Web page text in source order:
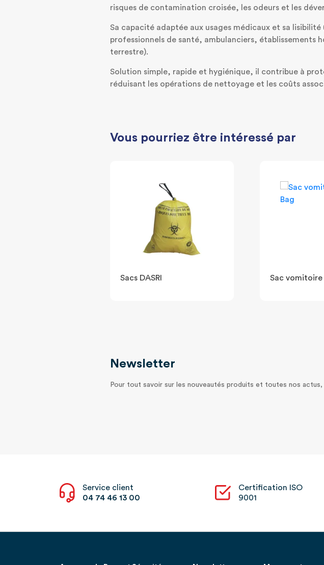
risques de contamination croisée, les odeurs et les
Sa capacité adaptée aux usages médicaux et sa
professionnels de santé, ambulanciers, établissements
terrestre).
Solution simple, rapide et hygiénique, il contribue à
réduisant les opérations de nettoyage et les coûts
Vous pourriez être intéressé par
Sacs DASRI Sac vomitoire
Newsletter
Pour tout savoir sur les nouveautés produits et toutes nos actus,
Service client
04 74 46 13 00
Certification ISO
9001